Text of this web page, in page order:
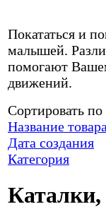
Покататься и
малышей.
помогают
движений.
Сортировать по
Название
Дата создания
Категория